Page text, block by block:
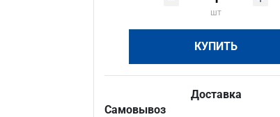
шт
КУПИТЬ
Доставка
Самовывоз